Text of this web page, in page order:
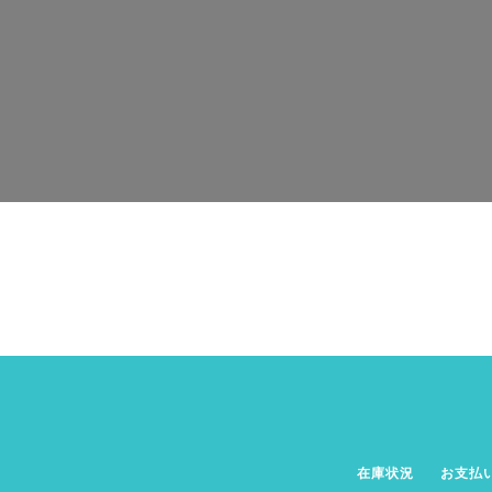
在庫状況 お支払